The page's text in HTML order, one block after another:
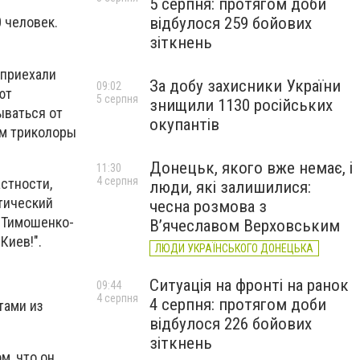
от
триколоры
Тимошенко-
из
5 серпня: протягом доби
відбулося 259 бойових
зіткнень
За добу захисники України
знищили 1130 російських
окупантів
09:02
5 серпня
Донецьк, якого вже немає, і
люди, які залишилися:
чесна розмова з
В’ячеславом Верховським
ЛЮДИ УКРАЇНСЬКОГО ДОНЕЦЬКА
11:30
4 серпня
Ситуація на фронті на ранок
4 серпня: протягом доби
відбулося 226 бойових
зіткнень
09:44
4 серпня